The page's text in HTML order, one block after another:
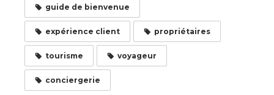
guide de bienvenue
expérience client propriétaires
tourisme voyageur
conciergerie